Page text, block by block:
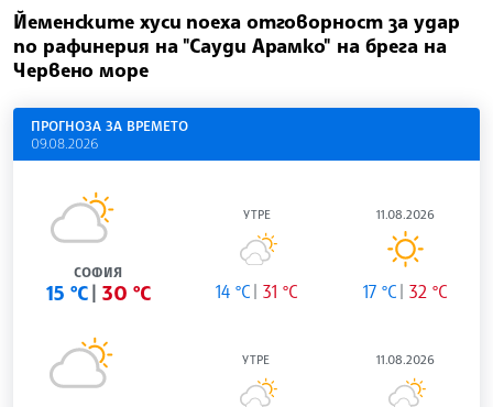
Йеменските хуси поеха отговорност за удар
по рафинерия на "Сауди Арамко" на брега на
Червено море
ПРОГНОЗА ЗА ВРЕМЕТО
09.08.2026
СОФИЯ
15 °C 30 °C
УТРЕ
14 °C 31 °C
11.08.2026
17 °C 32 °C
УТРЕ 11.08.2026